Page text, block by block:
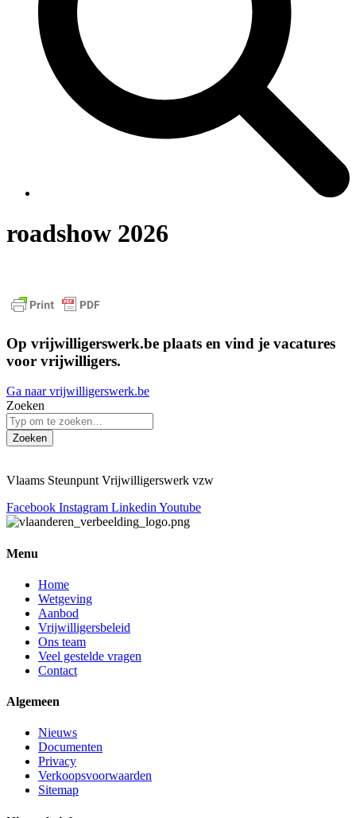
roadshow 2026
Op vrijwilligerswerk.be plaats en vind je vacatures
voor vrijwilligers.
Ga naar vrijwilligerswerk.be
Zoeken
Zoeken
Vlaams Steunpunt Vrijwilligerswerk vzw
Facebook Instagram Linkedin Youtube
Menu
Home
Wetgeving
Aanbod
Vrijwilligersbeleid
Ons team
Veel gestelde vragen
Contact
Algemeen
Nieuws
Documenten
Privacy
Verkoopsvoorwaarden
Sitemap